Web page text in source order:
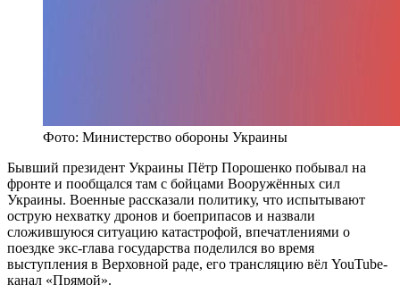
Фото: Министерство обороны Украины
Бывший президент Украины Пётр Порошенко побывал на
фронте и пообщался там с бойцами Вооружённых сил
Украины. Военные рассказали политику, что испытывают
острую нехватку дронов и боеприпасов и назвали
сложившуюся ситуацию катастрофой, впечатлениями о
поездке экс-глава государства поделился во время
выступления в Верховной раде, его трансляцию вёл YouTube-
канал «Прямой».